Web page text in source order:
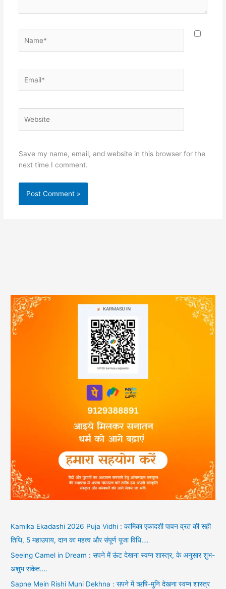
Save my name, email, and website in this browser for the
next time I comment.
Kamika Ekadashi 2026 Puja Vidhi : कामिका एकादशी पावन व्रत की सही
तिथि, 5 महाउपाय, दान का महत्व और संपूर्ण पूजा विधि….
Seeing Camel in Dream : सपने में ऊंट देखना स्वप्न शास्त्र, के अनुसार शुभ-
अशुभ संकेत….
Sapne Mein Rishi Muni Dekhna : सपने में ऋषि-मुनि देखना स्वप्न शास्त्र